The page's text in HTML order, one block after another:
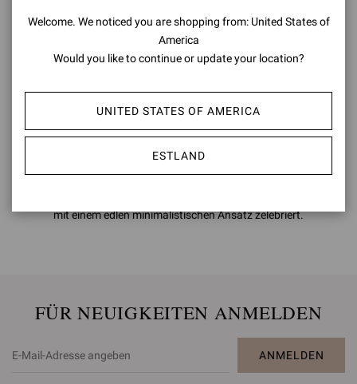
Der Bräutigam
Entdecken Sie die Bräutigamschuhe von Gianvito Rossi.
Liebe zum Detail für den perfekten Bräutigamlook. Formelle
mit einem edlen minimalistischen Ansatz zelebriert.
FÜR NEUIGKEITEN ANMELDEN
ANMELDEN
Welcome. We noticed you are shopping from: United States of
America
Would you like to continue or update your location?
UNITED STATES OF AMERICA
ESTLAND